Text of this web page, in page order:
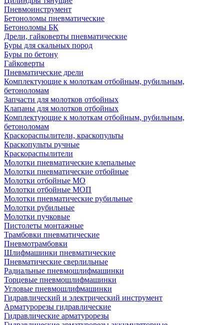
Пневмоинструмент
Бетоноломы пневматические
Бетоноломы БК
Дрели, гайковерты пневматические
Буры для скальных пород
Буры по бетону
Гайковерты
Пневматические дрели
Комплектующие к молоткам отбойным, рубильным,
бетоноломам
Запчасти для молотков отбойных
Клапаны для молотков отбойных
Комплектующие к молоткам отбойным, рубильным,
бетоноломам
Краскораспылители, краскопульты
Краскопульты ручные
Краскораспылители
Молотки пневматические клепальные
Молотки пневматические отбойные
Молотки отбойные МО
Молотки отбойные МОП
Молотки пневматические рубильные
Молотки рубильные
Молотки пучковые
Пистолеты монтажные
Трамбовки пневматические
Пневмотрамбовки
Шлифмашинки пневматические
Пневматические сверлильные
Радиальные пневмошлифмашинки
Торцевые пневмошлифмашинки
Угловые пневмошлифмашинки
Гидравлический и электрический инструмент
Арматурорезы гидравлические
Гидравлические арматурорезы